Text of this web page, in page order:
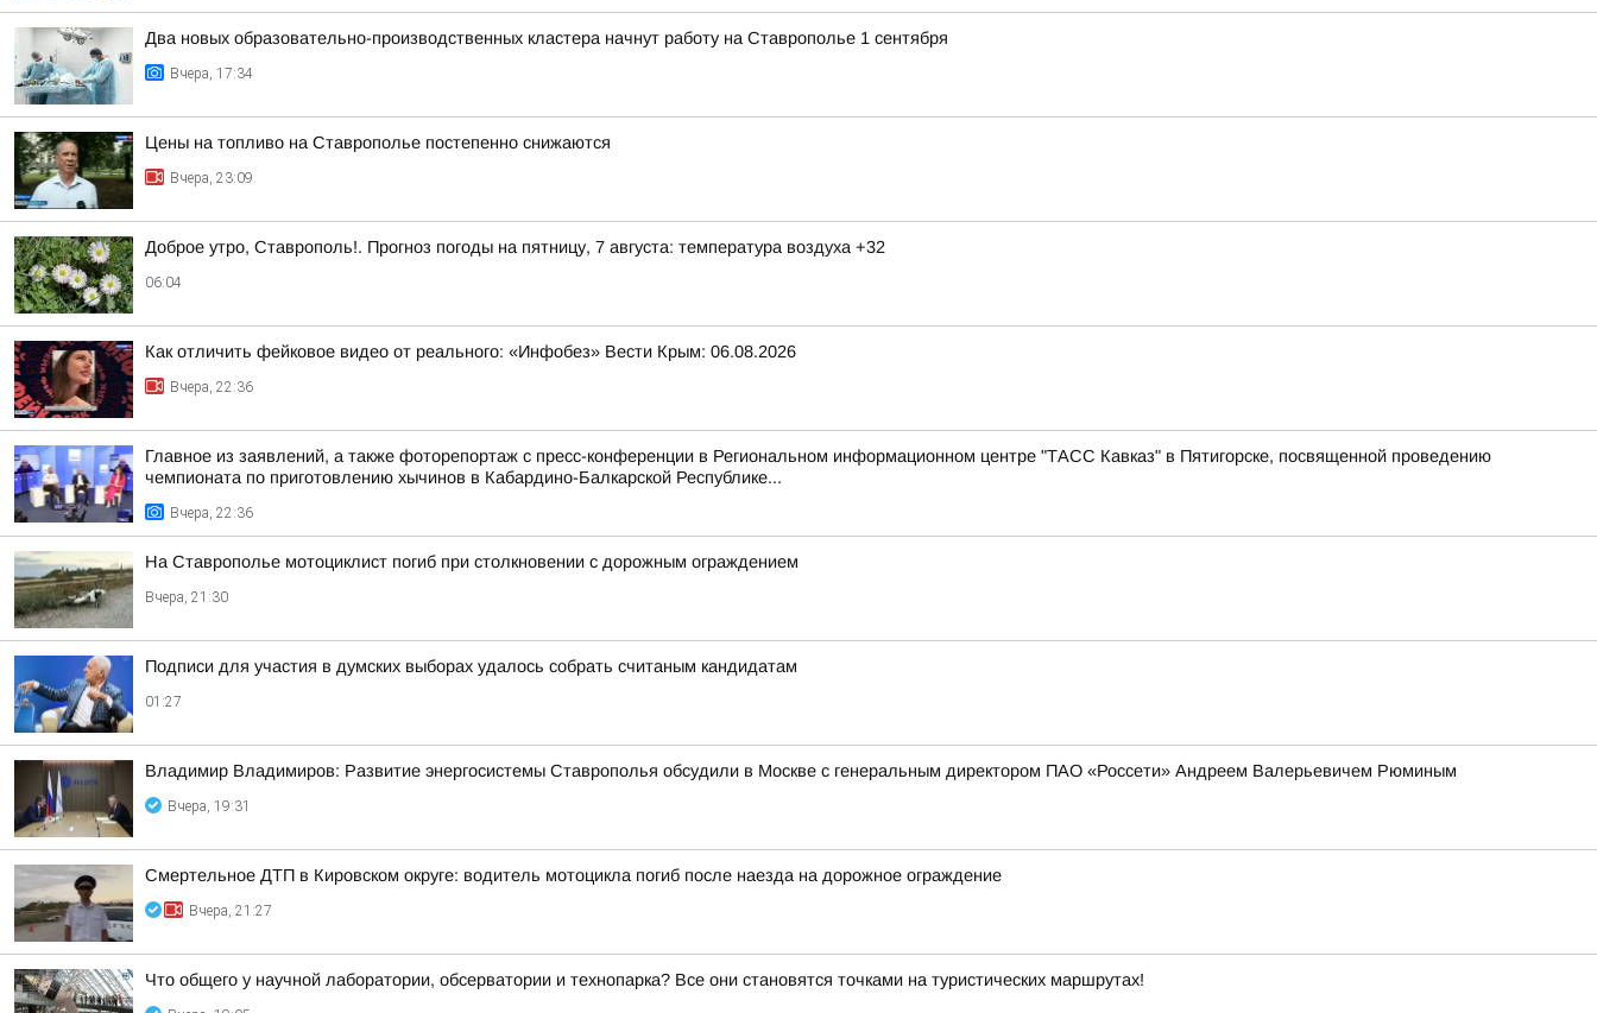
Два новых образовательно-производственных кластера начнут работу на Ставрополье 1 сентября
Вчера, 17:34
Цены на топливо на Ставрополье постепенно снижаются
Вчера, 23:09
Доброе утро, Ставрополь!. Прогноз погоды на пятницу, 7 августа: температура воздуха +32
06:04
Как отличить фейковое видео от реального: «Инфобез» Вести Крым: 06.08.2026
Вчера, 22:36
Главное из заявлений, а также фоторепортаж с пресс-конференции в Региональном информационном центре "ТАСС Кавказ" в Пятигорске, посвященной проведению
чемпионата по приготовлению хычинов в Кабардино-Балкарской Республике...
Вчера, 22:36
На Ставрополье мотоциклист погиб при столкновении с дорожным ограждением
Вчера, 21:30
Подписи для участия в думских выборах удалось собрать считаным кандидатам
01:27
Владимир Владимиров: Развитие энергосистемы Ставрополья обсудили в Москве с генеральным директором ПАО «Россети» Андреем Валерьевичем Рюминым
Вчера, 19:31
Смертельное ДТП в Кировском округе: водитель мотоцикла погиб после наезда на дорожное ограждение
Вчера, 21:27
Что общего у научной лаборатории, обсерватории и технопарка? Все они становятся точками на туристических маршрутах!